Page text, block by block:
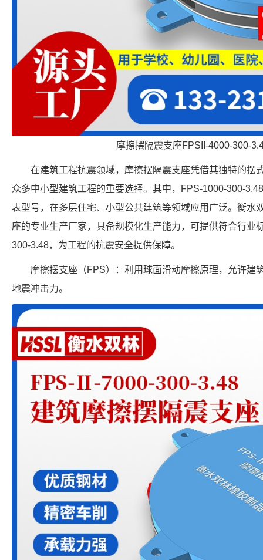
摩擦摆隔震支座FPSII-4000-300-
在建筑工程抗震领域，摩擦摆隔震支座凭借其独特的摆
众多中小型建筑工程的重要选择。其中，FPS-1000-300-
表型号，在多层住宅、小型公共建筑等领域应用广泛。衡水
座的专业生产厂家，具备规模化生产能力，可提供符合行业
300-3.48，为工程的抗震安全提供保障。
摩擦摆支座（FPS）：利用球面滑动摩擦原理，允许建
地震冲击力。